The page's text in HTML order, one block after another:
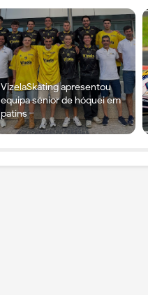
VizelaSkating apresentou
equipa sénior de hóquei em
patins